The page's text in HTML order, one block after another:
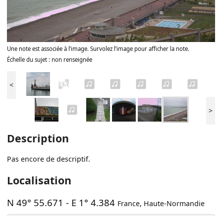
Une note est associée à l’image. Survolez l’image pour afficher la note.
Échelle du sujet : non renseignée
<
>
Description
Pas encore de descriptif.
Localisation
N 49° 55.671 - E 1° 4.384 France, Haute-Normandie